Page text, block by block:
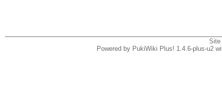
Powered by PukiWiki Plus! 1.4.6-plus-u2